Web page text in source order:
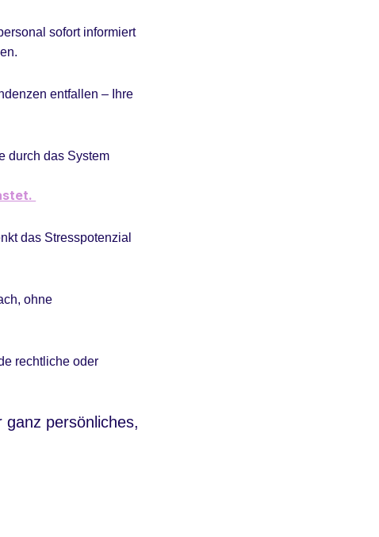
sofort informiert
entfallen – Ihre
durch das System
das Stresspotenzial
ohne
rechtliche oder
ganz persönliches,